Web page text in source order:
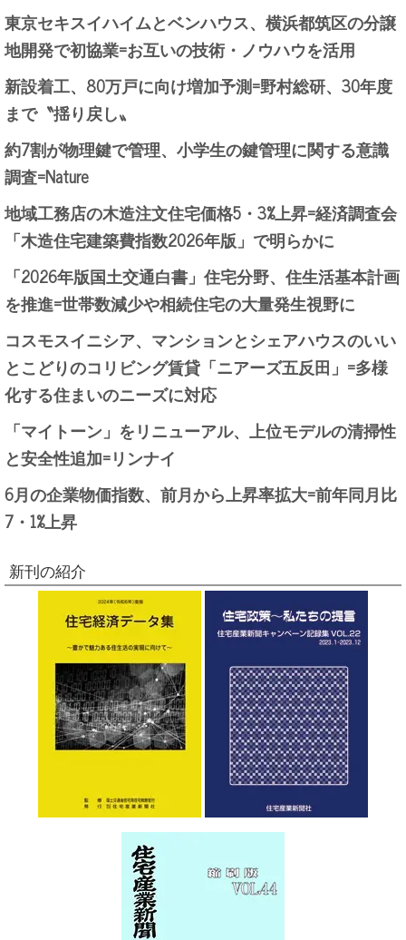
東京セキスイハイムとベンハウス、横浜都筑区の分譲
地開発で初協業=お互いの技術・ノウハウを活用
新設着工、80万戸に向け増加予測=野村総研、30年度
まで〝揺り戻し〟
約7割が物理鍵で管理、小学生の鍵管理に関する意識
調査=Nature
地域工務店の木造注文住宅価格5・3%上昇=経済調査会
「木造住宅建築費指数2026年版」で明らかに
「2026年版国土交通白書」住宅分野、住生活基本計画
を推進=世帯数減少や相続住宅の大量発生視野に
コスモスイニシア、マンションとシェアハウスのいい
とこどりのコリビング賃貸「ニアーズ五反田」=多様
化する住まいのニーズに対応
「マイトーン」をリニューアル、上位モデルの清掃性
と安全性追加=リンナイ
6月の企業物価指数、前月から上昇率拡大=前年同月比
7・1%上昇
新刊の紹介